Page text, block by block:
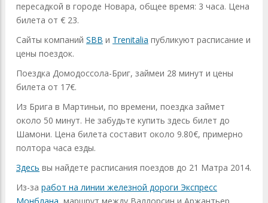
пересадкой в городе Новара, общее время: 3 часа. Цена
билета от € 23.
Сайты компаний SBB и Trenitalia публикуют расписание и
цены поездок.
Поездка Домодоссола-Бриг, займеи 28 минут и цены
билета от 17€.
Из Брига в Мартиньи, по времени, поездка займет
около 50 минут. Не забудьте купить здесь билет до
Шамони. Цена билета составит около 9.80€, примерно
полтора часа езды.
Здесь вы найдете расписания поездов до 21 Матра 2014.
Из-за работ на линии железной дороги Экспресс